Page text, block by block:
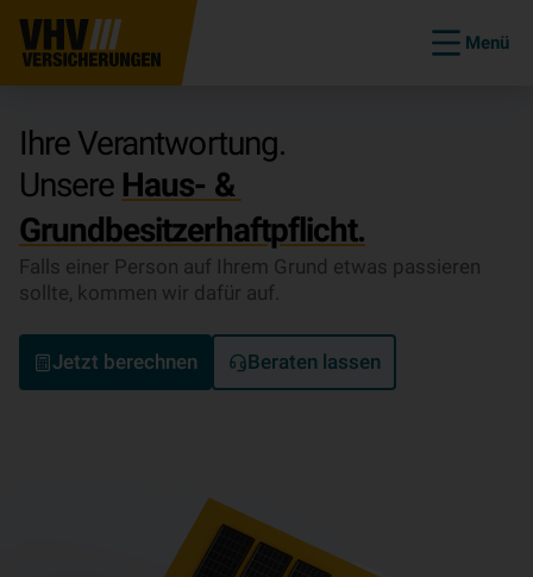
Menü
Ihre Verantwortung.
Unsere Haus- &
Grundbesitzerhaftpflicht.
Falls einer Person auf Ihrem Grund etwas passieren
sollte, kommen wir dafür auf.
Jetzt berechnen Beraten lassen